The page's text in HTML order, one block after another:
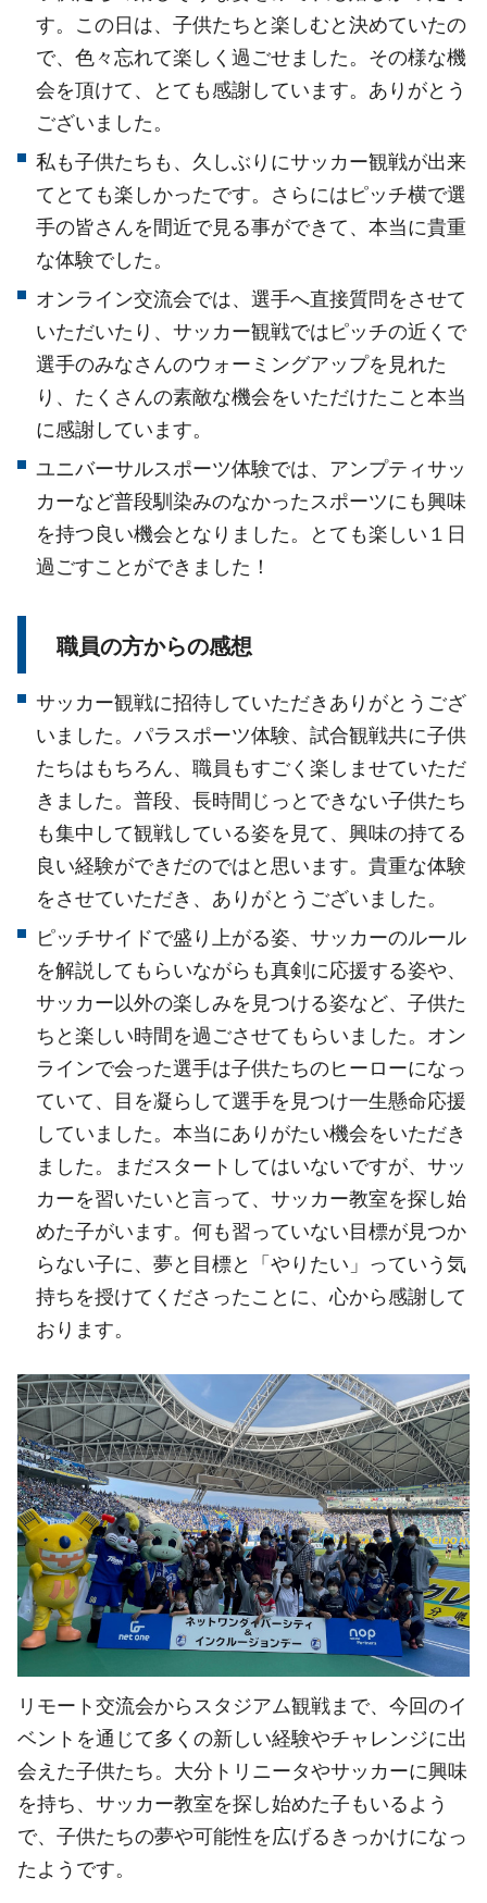
す。この日は、子供たちと楽しむと決めていたの
で、色々忘れて楽しく過ごせました。その様な機
会を頂けて、とても感謝しています。ありがとう
ございました。
私も子供たちも、久しぶりにサッカー観戦が出来
てとても楽しかったです。さらにはピッチ横で選
手の皆さんを間近で見る事ができて、本当に貴重
な体験でした。
オンライン交流会では、選手へ直接質問をさせて
いただいたり、サッカー観戦ではピッチの近くで
選手のみなさんのウォーミングアップを見れた
り、たくさんの素敵な機会をいただけたこと本当
に感謝しています。
ユニバーサルスポーツ体験では、アンプティサッ
カーなど普段馴染みのなかったスポーツにも興味
を持つ良い機会となりました。とても楽しい１日
過ごすことができました！
職員の方からの感想
サッカー観戦に招待していただきありがとうござ
いました。パラスポーツ体験、試合観戦共に子供
たちはもちろん、職員もすごく楽しませていただ
きました。普段、長時間じっとできない子供たち
も集中して観戦している姿を見て、興味の持てる
良い経験ができだのではと思います。貴重な体験
をさせていただき、ありがとうございました。
ピッチサイドで盛り上がる姿、サッカーのルール
を解説してもらいながらも真剣に応援する姿や、
サッカー以外の楽しみを見つける姿など、子供た
ちと楽しい時間を過ごさせてもらいました。オン
ラインで会った選手は子供たちのヒーローになっ
ていて、目を凝らして選手を見つけ一生懸命応援
していました。本当にありがたい機会をいただき
ました。まだスタートしてはいないですが、サッ
カーを習いたいと言って、サッカー教室を探し始
めた子がいます。何も習っていない目標が見つか
らない子に、夢と目標と「やりたい」っていう気
持ちを授けてくださったことに、心から感謝して
おります。
リモート交流会からスタジアム観戦まで、今回のイ
ベントを通じて多くの新しい経験やチャレンジに出
会えた子供たち。大分トリニータやサッカーに興味
を持ち、サッカー教室を探し始めた子もいるよう
で、子供たちの夢や可能性を広げるきっかけになっ
たようです。